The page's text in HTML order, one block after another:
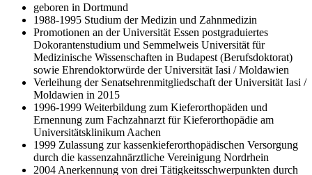
geboren in Dortmund
1988-1995 Studium der Medizin und Zahnmedizin
Promotionen an der Universität Essen postgraduiertes
Dokorantenstudium und Semmelweis Universität für
Medizinische Wissenschaften in Budapest (Berufsdoktorat)
sowie Ehrendoktorwürde der Universität Iasi / Moldawien
Verleihung der Senatsehrenmitgliedschaft der Universität Iasi /
Moldawien in 2015
1996-1999 Weiterbildung zum Kieferorthopäden und
Ernennung zum Fachzahnarzt für Kieferorthopädie am
Universitätsklinikum Aachen
1999 Zulassung zur kassenkieferorthopädischen Versorgung
durch die kassenzahnärztliche Vereinigung Nordrhein
2004 Anerkennung von drei Tätigkeitsschwerpunkten durch